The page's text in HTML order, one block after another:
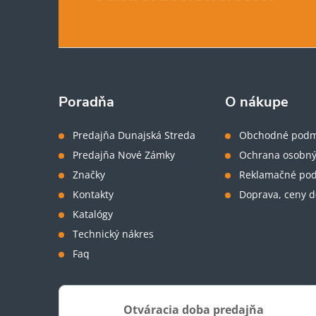
Poradňa
Predajňa Dunajská Streda
Predajňa Nové Zámky
Značky
Kontakty
Katalógy
Technický nákres
Faq
O nákupe
Obchodné
Ochrana
Reklamačné
Doprava, ceny
Otváracia doba predajňa